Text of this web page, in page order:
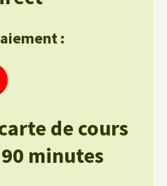
:
de cours
minutes